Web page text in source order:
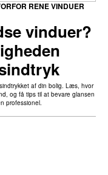
vinduer?
RENE VINDUER
af din bolig. Læs, hvor
og få tips til at bevare glansen
professionel.